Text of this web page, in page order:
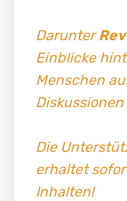
Darunter
Einblicke
Menschen
Die
erhaltet
Inhalten!